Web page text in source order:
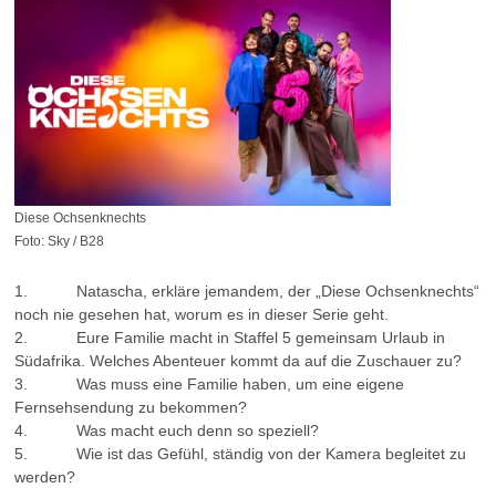
Diese Ochsenknechts
Foto: Sky / B28
1. Natascha, erkläre jemandem, der „Diese Ochsenknechts“
noch nie gesehen hat, worum es in dieser Serie geht.
2. Eure Familie macht in Staffel 5 gemeinsam Urlaub in
Südafrika. Welches Abenteuer kommt da auf die Zuschauer zu?
3. Was muss eine Familie haben, um eine eigene
Fernsehsendung zu bekommen?
4. Was macht euch denn so speziell?
5. Wie ist das Gefühl, ständig von der Kamera begleitet zu
werden?